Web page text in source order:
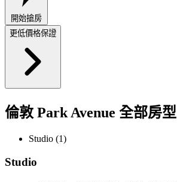
開始搶房
更低價格保證
倫敦 Park Avenue 全部房型
Studio (1)
Studio